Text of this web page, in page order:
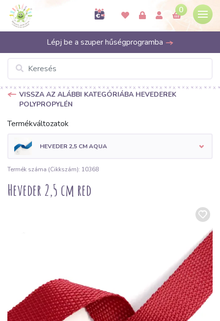
0
Lépj be a szuper hűségprogramba
VISSZA AZ ALÁBBI KATEGÓRIÁBA HEVEDEREK
POLYPROPYLÉN
Termékváltozatok
HEVEDER 2,5 CM AQUA
Termék száma (Cikkszám): 10368
Heveder 2,5 cm red